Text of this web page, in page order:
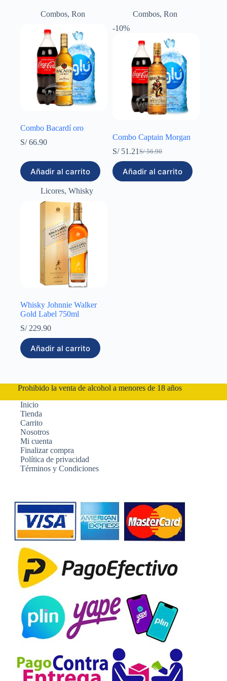
Combos, Ron
Combo Bacardí oro
S/66.90
Añadir al carrito
Combos,Ron
-10%
Combo Captain Morgan
S/56.90
El
original
era:
S/51.21El
actual
es:
Añadir al carrito
Licores, Whisky
Whisky Johnnie Walker
Gold Label 750ml
S/229.90
Añadir al carrito
Prohibido la venta de alcohol a menores de 18 años
Inicio
Tienda
Carrito
Nosotros
Mi cuenta
Finalizar compra
Política de privacidad
Términos y Condiciones